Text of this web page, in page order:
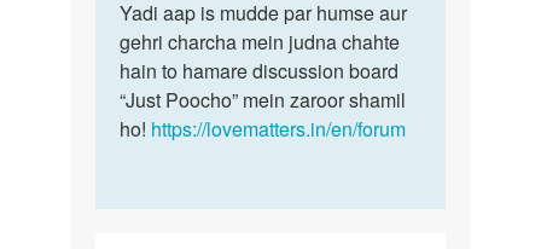
Yadi aap is mudde par humse aur
gehri charcha mein judna chahte
hain to hamare discussion board
“Just Poocho” mein zaroor shamil
ho! https://lovematters.in/en/forum